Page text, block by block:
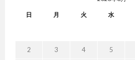
日 月 火 水
2 3 4 5